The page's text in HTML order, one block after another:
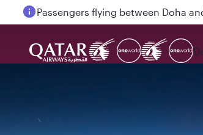
Passengers flying between Doha